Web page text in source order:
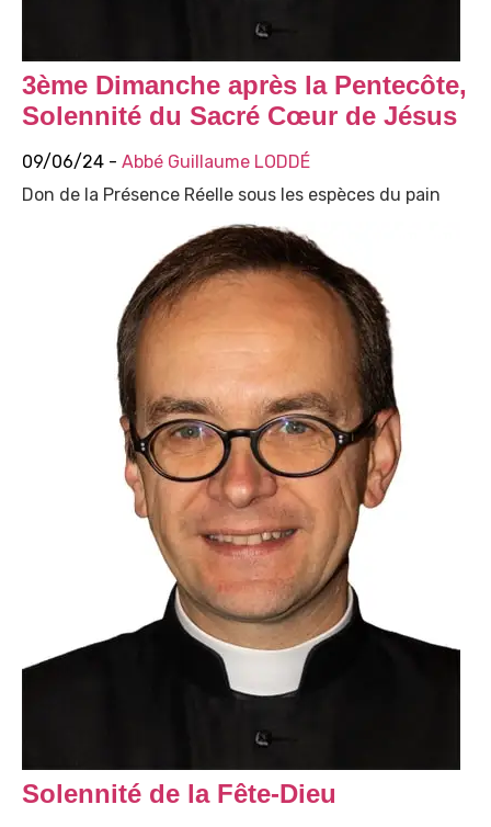
3ème Dimanche après la Pentecôte,
Solennité du Sacré Cœur de Jésus
09/06/24 - Abbé Guillaume LODDÉ
Don de la Présence Réelle sous les espèces du pain
Solennité de la Fête-Dieu